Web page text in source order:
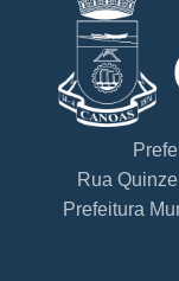
Rua
Prefeitura